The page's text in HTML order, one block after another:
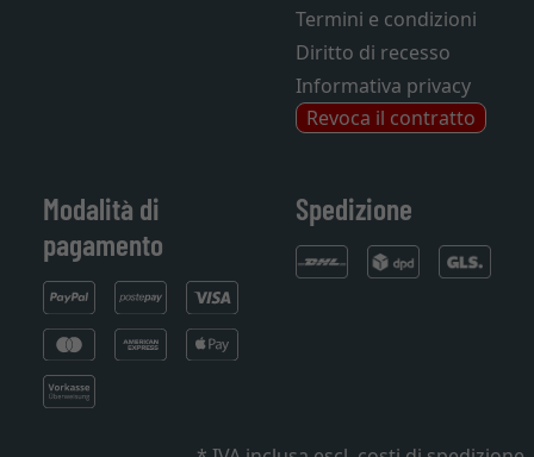
Termini e condizioni
Diritto di recesso
Informativa privacy
Revoca il contratto
Modalità di
pagamento
Spedizione